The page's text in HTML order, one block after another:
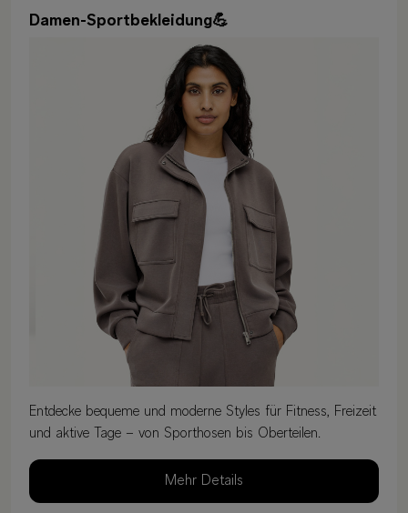
Damen-Sportbekleidung💪
Entdecke bequeme und moderne Styles für Fitness, Freizeit
und aktive Tage – von Sporthosen bis Oberteilen.
Mehr Details